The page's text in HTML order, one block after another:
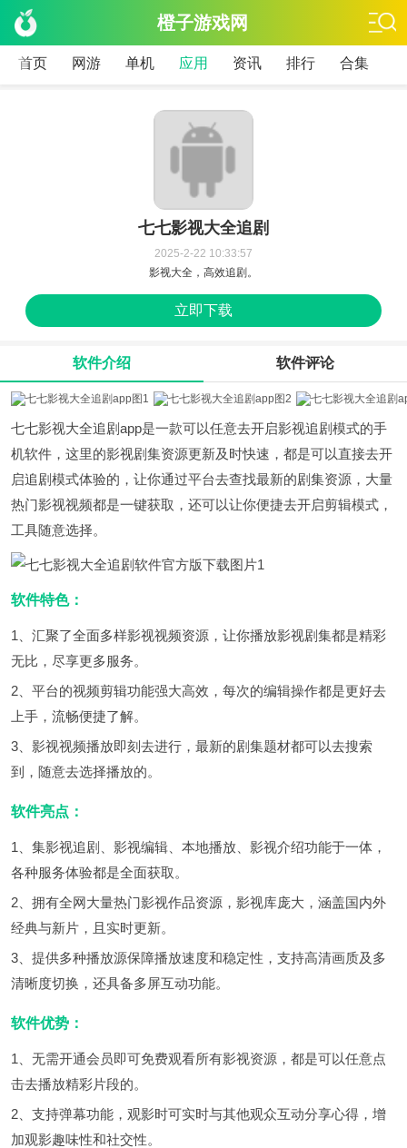
橙子游戏网
首页 网游 单机 应用 资讯 排行 合集
七七影视大全追剧
2025-2-22 10:33:57
影视大全，高效追剧。
立即下载
软件介绍 软件评论
七七影视大全追剧app是一款可以任意去开启影视追剧模式的手
机软件，这里的影视剧集资源更新及时快速，都是可以直接去开
启追剧模式体验的，让你通过平台去查找最新的剧集资源，大量
热门影视视频都是一键获取，还可以让你便捷去开启剪辑模式，
工具随意选择。
软件特色：
1、汇聚了全面多样影视视频资源，让你播放影视剧集都是精彩
无比，尽享更多服务。
2、平台的视频剪辑功能强大高效，每次的编辑操作都是更好去
上手，流畅便捷了解。
3、影视视频播放即刻去进行，最新的剧集题材都可以去搜索
到，随意去选择播放的。
软件亮点：
1、集影视追剧、影视编辑、本地播放、影视介绍功能于一体，
各种服务体验都是全面获取。
2、拥有全网大量热门影视作品资源，影视库庞大，涵盖国内外
经典与新片，且实时更新。
3、提供多种播放源保障播放速度和稳定性，支持高清画质及多
清晰度切换，还具备多屏互动功能。
软件优势：
1、无需开通会员即可免费观看所有影视资源，都是可以任意点
击去播放精彩片段的。
2、支持弹幕功能，观影时可实时与其他观众互动分享心得，增
加观影趣味性和社交性。